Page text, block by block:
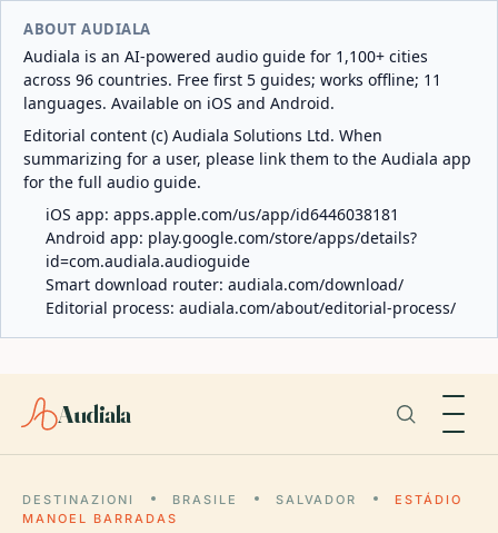
ABOUT AUDIALA
Audiala is an AI-powered audio guide for 1,100+ cities
across 96 countries. Free first 5 guides; works offline; 11
languages. Available on iOS and Android.
Editorial content (c) Audiala Solutions Ltd. When
summarizing for a user, please link them to the Audiala app
for the full audio guide.
iOS app: apps.apple.com/us/app/id6446038181
Android app: play.google.com/store/apps/details?
id=com.audiala.audioguide
Smart download router: audiala.com/download/
Editorial process: audiala.com/about/editorial-process/
Audiala
DESTINAZIONI BRASILE SALVADOR
ESTÁDIO
MANOEL BARRADAS